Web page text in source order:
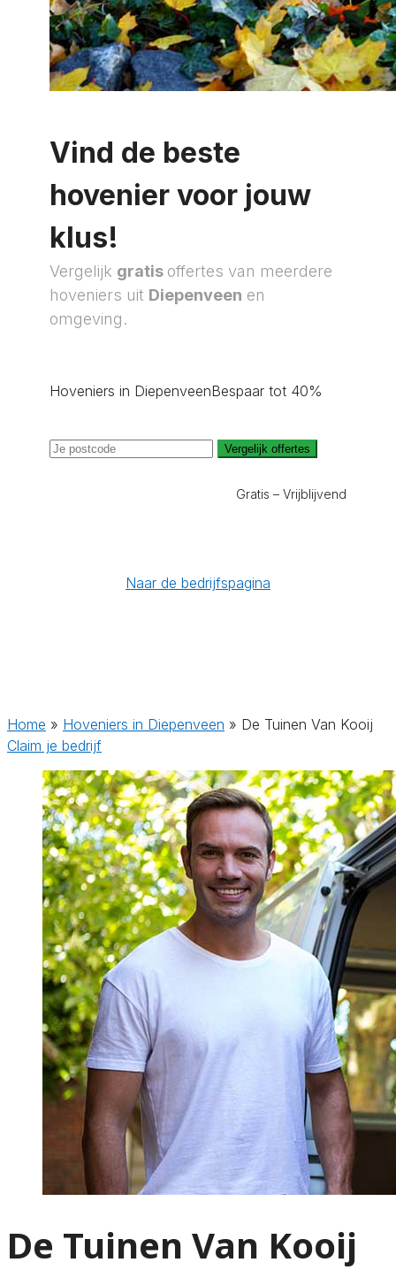
Vind de beste
hovenier voor jouw
klus!
Vergelijk gratis offertes van meerdere
hoveniers uit Diepenveen en
omgeving.
Hoveniers in DiepenveenBespaar tot 40%
Vergelijk offertes
Gratis – Vrijblijvend
Naar de bedrijfspagina
Home » Hoveniers in Diepenveen » De Tuinen Van Kooij
Claim je bedrijf
De Tuinen Van Kooij